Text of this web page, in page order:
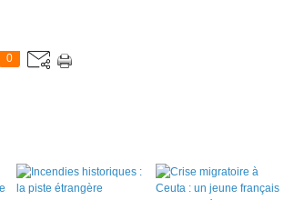
0